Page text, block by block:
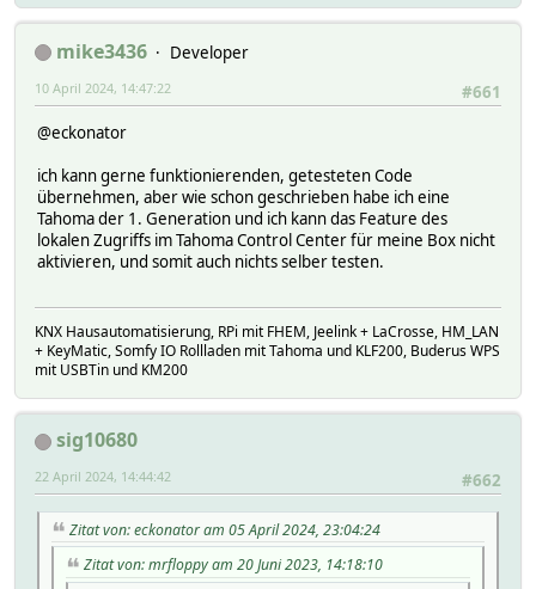
timeout => 10,
hash => $hash,
data => $login_body,
callback => \&tahoma_handle_login_response,
nonblocking => 1,
});
}
my ($hash, $response) = @_;
my $name = $hash->{NAME};
if ($response->{httpCode} == 200) {
my $session_id = $response->{HTTPCookies}-
Log3 $name, 2, "$name: Login erfolgreich, Session-ID:
# Z.B. Token generieren, um die lokale API zu
} else {
Log3 $name, 2, "$name: Login fehlgeschlagen, HTTP-
# Hier können Sie entsprechend auf einen
mike3436
Developer
#661
10 April 2024, 14:47:22
@eckonator
ich kann gerne funktionierenden, getesteten Code
übernehmen, aber wie schon geschrieben habe ich eine
Tahoma der 1. Generation und ich kann das Feature des
lokalen Zugriffs im Tahoma Control Center für meine Box nicht
aktivieren, und somit auch nichts selber testen.
KNX Hausautomatisierung, RPi mit FHEM, Jeelink + LaCrosse, HM_LAN
+ KeyMatic, Somfy IO Rollladen mit Tahoma und KLF200, Buderus WPS
mit USBTin und KM200
sig10680
#662
22 April 2024, 14:44:42
Zitat von: eckonator am 05 April 2024, 23:04:24
Zitat von: mrfloppy am 20 Juni 2023, 14:18:10